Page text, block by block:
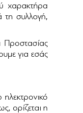
χαρακτήρα
τη συλλογή,
Προστασίας
για εσάς
ορίζεται η